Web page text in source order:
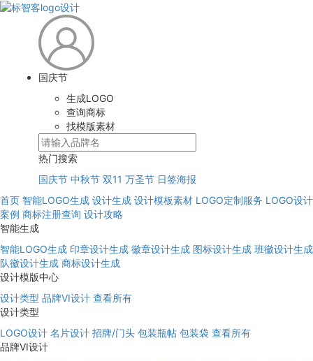
国庆节
生成LOGO
查询商标
找模版素材
热门搜索
国庆节 中秋节 双11 万圣节 日签海报
首页 智能LOGO生成 设计生成 设计模板素材 LOGO定制服务 LOGO设计
案例 商标注册查询 设计攻略
智能生成
智能LOGO生成 印章设计生成 徽章设计生成 图标设计生成 班徽设计生成
队徽设计生成 商标设计生成
设计模版中心
设计类型 品牌VI设计 查看所有
设计类型
LOGO设计 名片设计 招牌/门头 包装瓶帖 包装袋 查看所有
品牌VI设计